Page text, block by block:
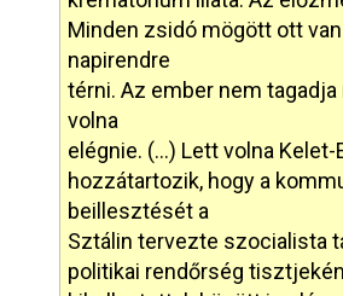
Minden zsidó mögött ott
napirendre
térni. Az ember nem
volna
elégnie. (…) Lett volna
hozzátartozik, hogy a
beillesztését a
Sztálin tervezte szocialista
politikai rendőrség